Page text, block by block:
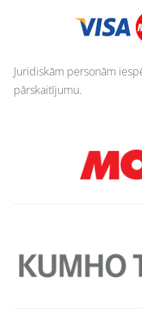
Juridiskām personām
pārskaitījumu.